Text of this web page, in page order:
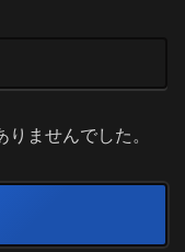
ませんでした。